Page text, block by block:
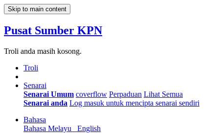
Skip to main content
Pusat Sumber KPN
Troli anda masih kosong.
Troli
Senarai
Senarai Umum coverflow Perpaduan Lihat Semua
Senarai anda Log masuk untuk mencipta senarai sendiri
Bahasa
Bahasa Melayu
English